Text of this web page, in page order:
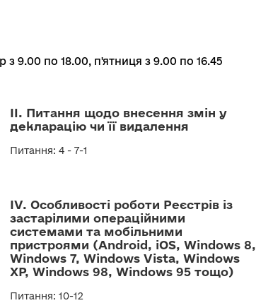
з 9.00 по 18.00, п'ятниця з 9.00 по 16.45
II. Питання щодо внесення змін у
декларацію чи її видалення
Питання: 4 - 7-1
IV. Особливості роботи Реєстрів із
застарілими операційними
системами та мобільними
пристроями (Android, iOS, Windows 8,
Windows 7, Windows Vista, Windows
XP, Windows 98, Windows 95 тощо)
Питання: 10-12